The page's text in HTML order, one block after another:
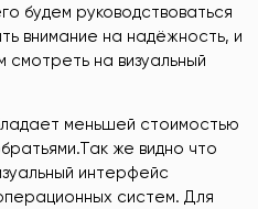
будем руководствоваться
внимание на надёжность, и
на визуальный
меньшей стоимостью
же видно что
интерфейс
систем. Для